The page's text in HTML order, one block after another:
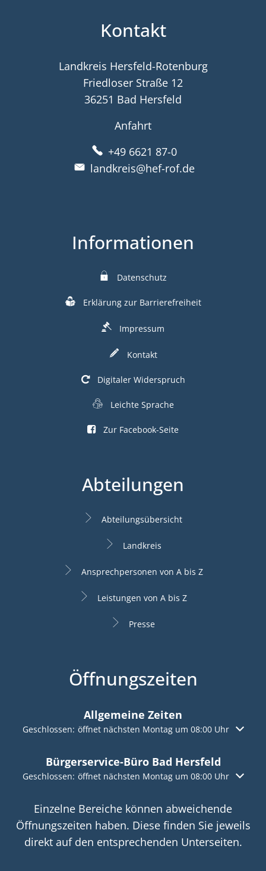
Kontakt
Landkreis Hersfeld-Rotenburg
Friedloser Straße 12
36251 Bad Hersfeld
Anfahrt
+49 6621 87-0
landkreis@hef-rof.de
Informationen
Datenschutz
Erklärung zur Barrierefreiheit
Impressum
Kontakt
Digitaler Widerspruch
Leichte Sprache
Zur Facebook-Seite
Abteilungen
Abteilungsübersicht
Landkreis
Ansprechpersonen von A bis Z
Leistungen von A bis Z
Presse
Öffnungszeiten
Allgemeine Zeiten
Klicken, um weitere Öffnungs- oder Schließzeiten
Geschlossen: öffnet nächsten Montag um 08:00 Uhr
Bürgerservice-Büro Bad Hersfeld
Klicken, um weitere Öffnungs- oder Schließzeiten
Geschlossen: öffnet nächsten Montag um 08:00 Uhr
Einzelne Bereiche können abweichende
Öffnungszeiten haben. Diese finden Sie jeweils
direkt auf den entsprechenden Unterseiten.